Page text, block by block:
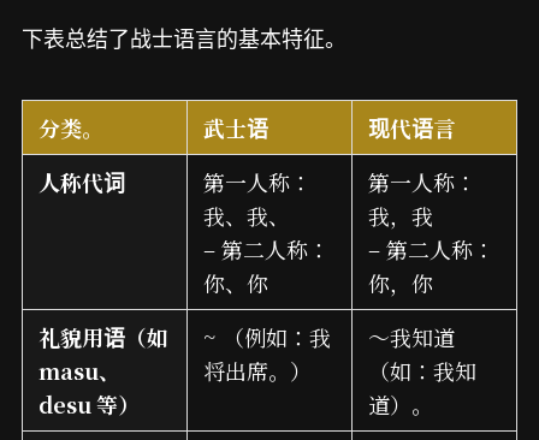
下表总结了战士语言的基本特征。
分类。 武士语
现代语言
人称代词
第一人称：
我、我、
– 第二人称：
你、你
第一人称：
我，我
– 第二人称：
你，你
礼貌用语（如
masu、
desu 等）
~ （例如：我
将出席。）
～我知道
（如：我知
道）。